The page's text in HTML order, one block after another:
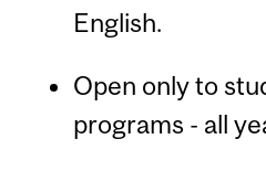
English.
Open only to
programs - all